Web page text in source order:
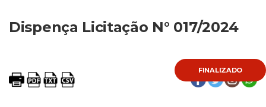
FINALIZADO
Dispença Licitação N° 017/2024